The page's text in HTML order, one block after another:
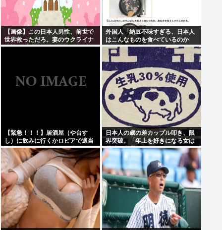
【画像】この日本人男性、前世で
世界救っただろ。妻のウクライナ
女性が可愛すぎる件
外国人「納豆不味すぎる、日本人
はこんなものを食べているのか
い？」
【緊急！！！】居酒屋（や台す
し）に飲みに行くかロピアで適当
に刺身買って家で飲むか迷ってる
日本人の歳の差カップル叩き、限
界突破。「年上を好きになる女は
精神異常者」